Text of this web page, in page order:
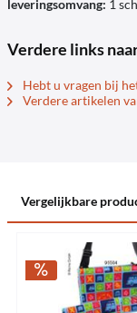
leveringsomvang: 1
Verdere links
Hebt u vragen bij
Verdere artikelen
Vergelijkbare